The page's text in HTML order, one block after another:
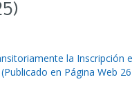
la Inscripción
en Página Web